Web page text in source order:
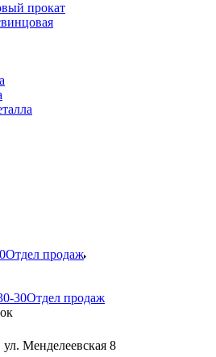
прокат
Отдел продаж
30Отдел продаж
ул. Менделеевская 8